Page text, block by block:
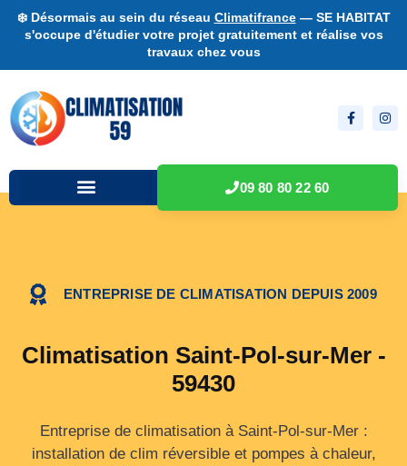
❄️ Désormais au sein du réseau Climatifrance— SE HABITAT
s'occupe d'étudier votre projet gratuitement et réalise vos
travaux chez vous
09 80 80 22 60
ENTREPRISE DE CLIMATISATION DEPUIS 2009
Climatisation Saint-Pol-sur-Mer -
59430
Entreprise de climatisation à Saint-Pol-sur-Mer :
installation de clim réversible et pompes à chaleur,